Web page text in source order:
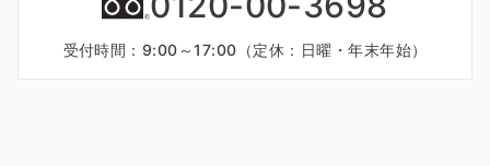
受付時間：9:00～17:00（定休：日曜・年末年始）